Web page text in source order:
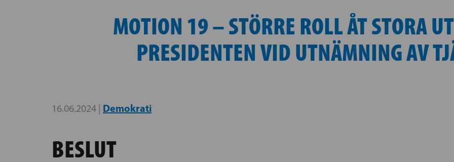
MOTION 19 – STÖRRE ROLL ÅT STORA
PRESIDENTEN VID UTNÄMNING AV
16.06.2024 | Demokrati
BESLUT